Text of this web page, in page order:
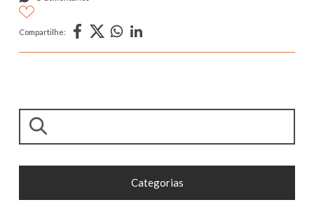
Compartilhe:
Pesquisar
Categorias